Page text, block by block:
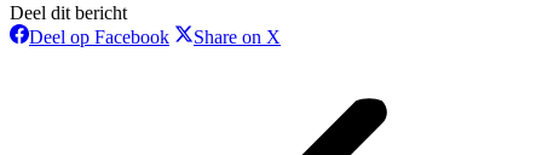
Deel dit bericht
Deel op FacebookDeelShare on X